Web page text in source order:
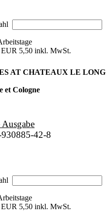
EUR 5,50 inkl. MwSt.
AT CHATEAUX LE
et Cologne
Ausgabe
42-8
EUR 5,50 inkl. MwSt.